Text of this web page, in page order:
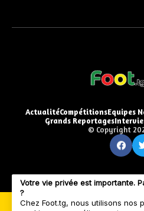
ActualitéCompétitionsEquipes
Grands Reportages
© Copyright
Votre vie privée est importante.
?
Chez Foot.tg, nous utilisons nos